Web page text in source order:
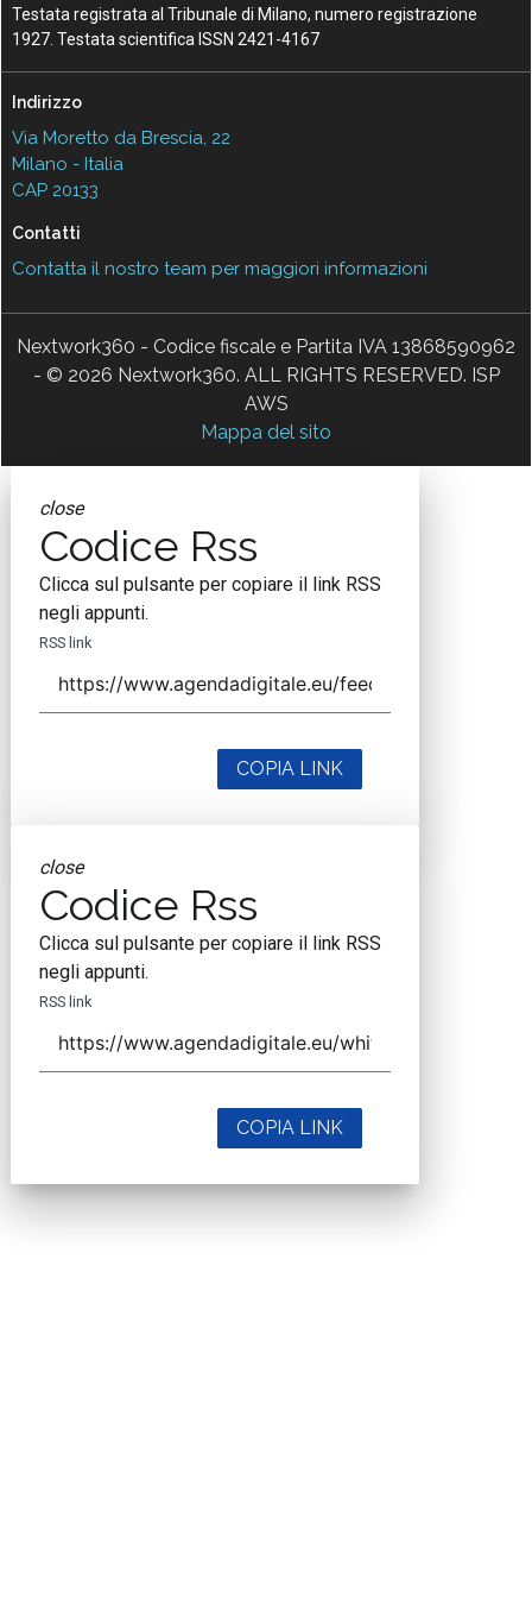
Testata registrata al Tribunale di Milano, numero registrazione
1927. Testata scientifica ISSN 2421-4167
Indirizzo
Via Moretto da Brescia, 22
Milano - Italia
CAP 20133
Contatti
Contatta il nostro team per maggiori informazioni
Nextwork360 - Codice fiscale e Partita IVA 13868590962
- © 2026 Nextwork360. ALL RIGHTS RESERVED. ISP
AWS
Mappa del sito
close
Codice Rss
Clicca sul pulsante per copiare il link RSS
negli appunti.
RSS link
COPIA LINK
close
Codice Rss
Clicca sul pulsante per copiare il link RSS
negli appunti.
RSS link
COPIA LINK